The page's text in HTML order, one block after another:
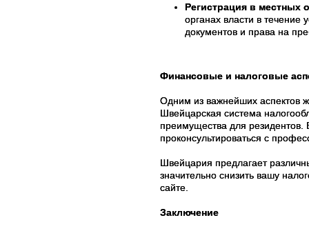
Регистрация в местных
органах власти в течение
документов и права на
Финансовые и налоговые
Одним из важнейших аспектов
Швейцарская система
преимущества для
проконсультироваться с
Швейцария предлагает
значительно снизить вашу
сайте.
Заключение